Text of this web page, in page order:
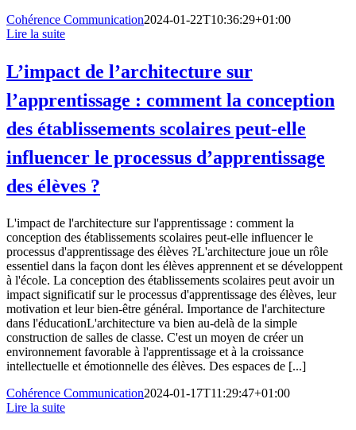
Cohérence Communication2024-01-22T10:36:29+01:00
Lire la suite
L’impact de l’architecture sur
l’apprentissage : comment la conception
des établissements scolaires peut-elle
influencer le processus d’apprentissage
des élèves ?
L'impact de l'architecture sur l'apprentissage : comment la
conception des établissements scolaires peut-elle influencer le
processus d'apprentissage des élèves ?L'architecture joue un rôle
essentiel dans la façon dont les élèves apprennent et se développent
à l'école. La conception des établissements scolaires peut avoir un
impact significatif sur le processus d'apprentissage des élèves, leur
motivation et leur bien-être général. Importance de l'architecture
dans l'éducationL'architecture va bien au-delà de la simple
construction de salles de classe. C'est un moyen de créer un
environnement favorable à l'apprentissage et à la croissance
intellectuelle et émotionnelle des élèves. Des espaces de [...]
Cohérence Communication2024-01-17T11:29:47+01:00
Lire la suite